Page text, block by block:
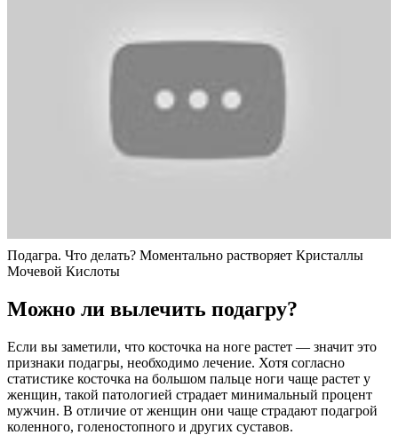
Подагра. Что делать? Моментально растворяет Кристаллы
Мочевой Кислоты
Можно ли вылечить подагру?
Если вы заметили, что косточка на ноге растет — значит это
признаки подагры, необходимо лечение. Хотя согласно
статистике косточка на большом пальце ноги чаще растет у
женщин, такой патологией страдает минимальный процент
мужчин. В отличие от женщин они чаще страдают подагрой
коленного, голеностопного и других суставов.